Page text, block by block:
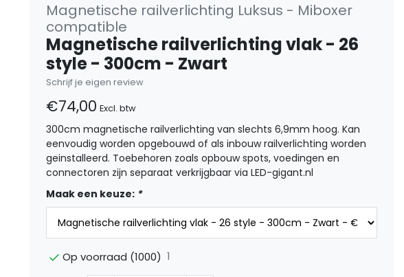
Magnetische railverlichting Luksus - Miboxer
compatible
Magnetische railverlichting vlak - 26
style - 300cm - Zwart
Schrijf je eigen review
€74,00 Excl. btw
300cm magnetische railverlichting van slechts 6,9mm hoog. Kan
eenvoudig worden opgebouwd of als inbouw railverlichting worden
geinstalleerd. Toebehoren zoals opbouw spots, voedingen en
connectoren zijn separaat verkrijgbaar via LED-gigant.nl
Maak een keuze: *
Op voorraad (1000) 1